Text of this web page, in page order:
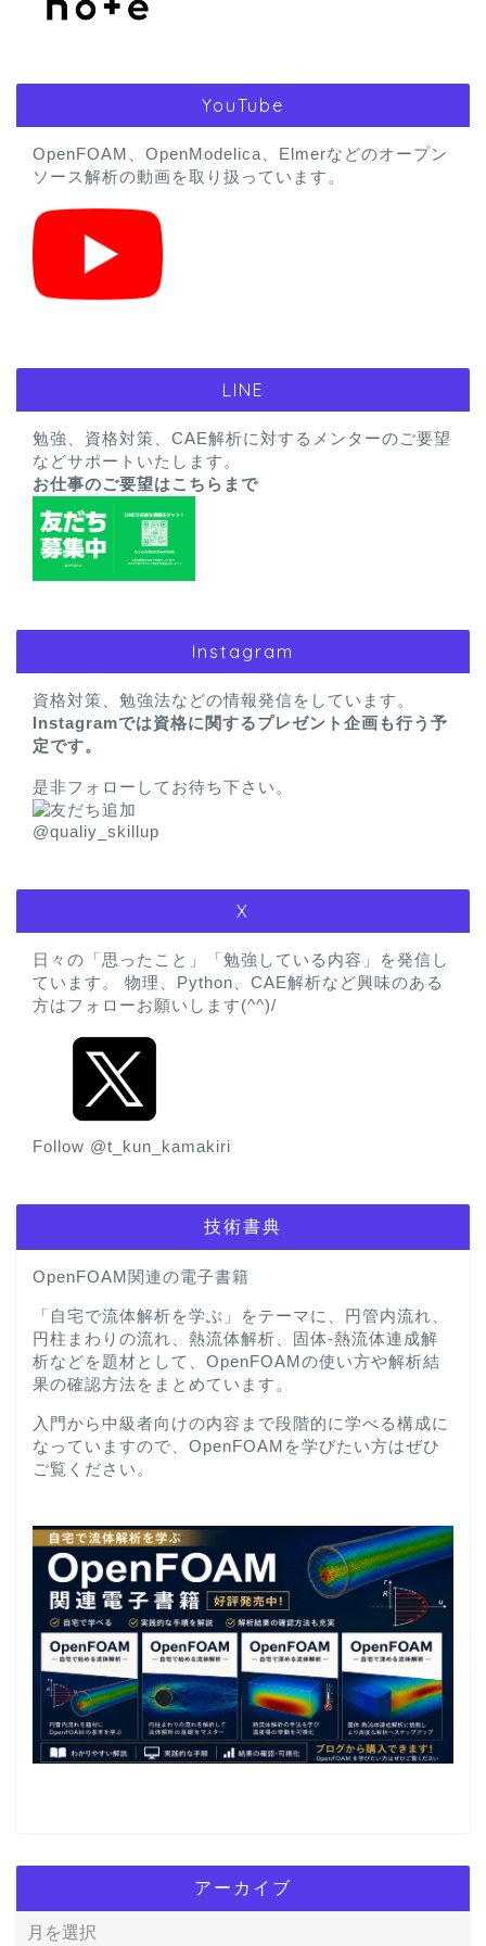
YouTube
OpenFOAM、OpenModelica、Elmerなどのオープン
ソース解析の動画を取り扱っています。
LINE
勉強、資格対策、CAE解析に対するメンターのご要望
などサポートいたします。
お仕事のご要望はこちらまで
Instagram
資格対策、勉強法などの情報発信をしています。
Instagramでは資格に関するプレゼント企画も行う予
定です。
是非フォローしてお待ち下さい。
@qualiy_skillup
X
日々の「思ったこと」「勉強している内容」を発信し
ています。 物理、Python、CAE解析など興味のある
方はフォローお願いします(^^)/
Follow @t_kun_kamakiri
技術書典
OpenFOAM関連の電子書籍
「自宅で流体解析を学ぶ」をテーマに、円管内流れ、
円柱まわりの流れ、熱流体解析、固体-熱流体連成解
析などを題材として、OpenFOAMの使い方や解析結
果の確認方法をまとめています。
入門から中級者向けの内容まで段階的に学べる構成に
なっていますので、OpenFOAMを学びたい方はぜひ
ご覧ください。
アーカイブ